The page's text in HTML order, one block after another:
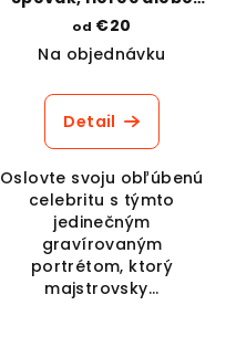
Športovec v štýle
kresba ceruzou
od €20
Na objednávku
Detail
Oslovte svoju obľúbenú
celebritu s týmto
jedinečným
gravírovaným
portrétom, ktorý
majstrovsky...